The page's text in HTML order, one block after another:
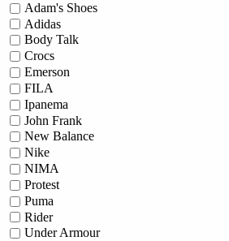
Adam's Shoes
Adidas
Body Talk
Crocs
Emerson
FILA
Ipanema
John Frank
New Balance
Nike
NIMA
Protest
Puma
Rider
Under Armour